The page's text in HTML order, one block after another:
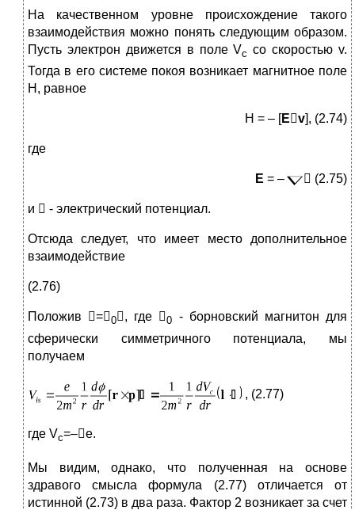
На качественном уровне происхождение такого
взаимодействия можно понять следующим образом.
Пусть электрон движется в поле Vc со скоростью v.
Тогда в его системе покоя возникает магнитное поле
Н, равное
H = – [Ev], (2.74)
где
E = –  (2.75)
и  - электрический потенциал.
Отсюда следует, что имеет место дополнительное
взаимодействие
(2.76)
Положив =0, где 0 - борновский магнитон для
сферически симметричного потенциала, мы
получаем
, (2.77)
где Vc=–e.
Мы видим, однако, что полученная на основе
здравого смысла формула (2.77) отличается от
истинной (2.73) в два раза. Фактор 2 возникает за счет